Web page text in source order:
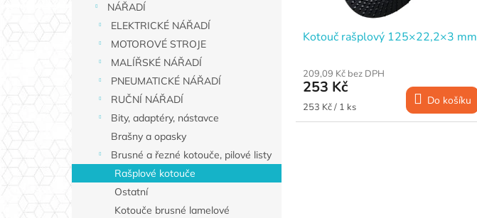
NÁŘADÍ
ELEKTRICKÉ NÁŘADÍ
MOTOROVÉ STROJE
MALÍŘSKÉ NÁŘADÍ
PNEUMATICKÉ NÁŘADÍ
RUČNÍ NÁŘADÍ
Bity, adaptéry, nástavce
Brašny a opasky
Brusné a řezné kotouče, pilové listy
Rašplové kotouče
Ostatní
Kotouče brusné lamelové
Kotouč rašplový 125×22,2×3 mm
209,09 Kč bez DPH
253 Kč
Měrná
cena:
253 Kč / 1 ks Do košíku